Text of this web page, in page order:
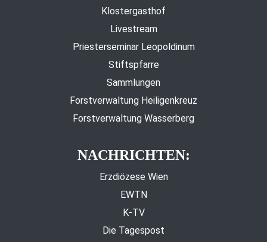
Klostergasthof
Livestream
Priesterseminar Leopoldinum
Stiftspfarre
Sammlungen
Forstverwaltung Heiligenkreuz
Forstverwaltung Wasserberg
NACHRICHTEN:
Erzdiözese Wien
EWTN
K-TV
Die Tagespost